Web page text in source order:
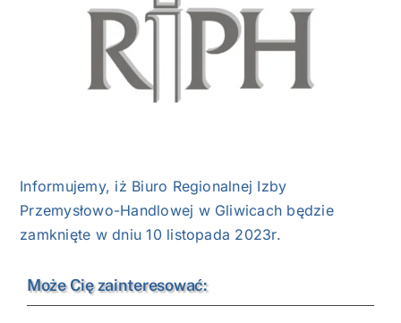
NASI EKSPERCI
MARKA ŚLĄSKIE
Informujemy, iż Biuro Regionalnej Izby
Przemysłowo-Handlowej w Gliwicach będzie
zamknięte w dniu 10 listopada 2023r.
Może Cię zainteresować: